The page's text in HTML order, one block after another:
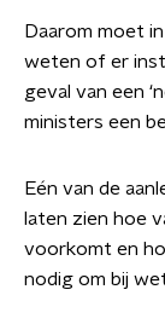
Daarom moet
weten of er
geval van een
ministers een
Eén van de
laten zien hoe
voorkomt en
nodig om bij